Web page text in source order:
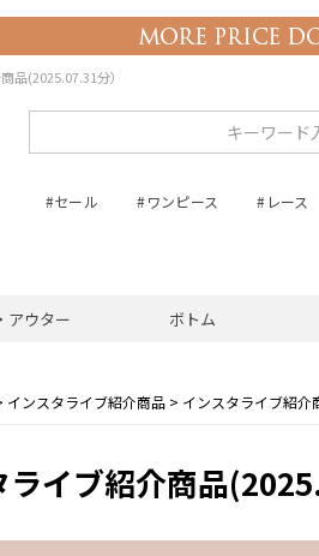
品(2025.07.31分）
#セール #ワンピース #レース
アウター ボトム
インスタライブ紹介商品 インスタライブ紹介
イブ紹介商品